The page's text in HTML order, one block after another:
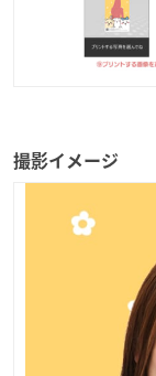
撮影イメージ